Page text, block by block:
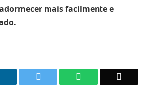
mais facilmente e
WhatsApp